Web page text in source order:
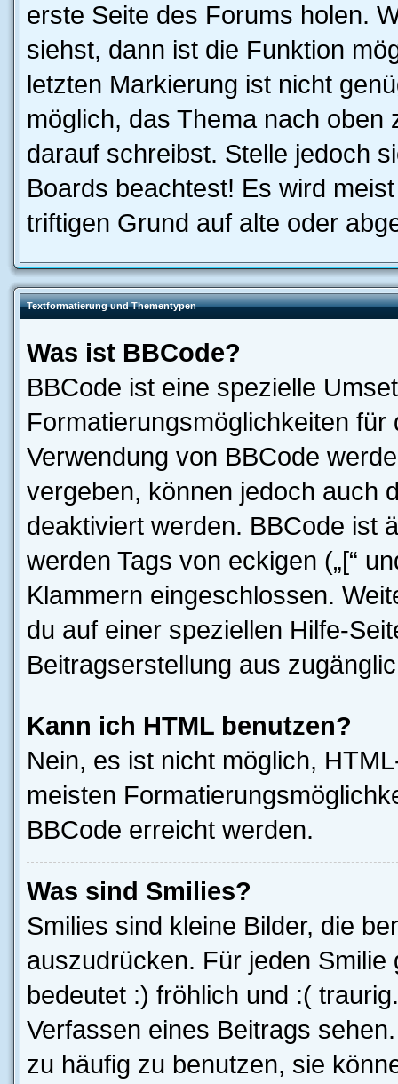
erste Seite des Forums holen.
siehst, dann ist die Funktion
letzten Markierung ist nicht
möglich, das Thema nach oben
darauf schreibst. Stelle jedoch
Boards beachtest! Es wird
triftigen Grund auf alte oder
Textformatierung und Thementypen
Was ist BBCode?
BBCode ist eine spezielle
Formatierungsmöglichkeiten
Verwendung von BBCode
vergeben, können jedoch auch
deaktiviert werden. BBCode ist
werden Tags von eckigen („[“
Klammern eingeschlossen.
du auf einer speziellen Hilfe-
Beitragserstellung aus
Kann ich HTML benutzen?
Nein, es ist nicht möglich,
meisten
BBCode erreicht werden.
Was sind Smilies?
Smilies sind kleine Bilder, die
auszudrücken. Für jeden
bedeutet :) fröhlich und :(
Verfassen eines Beitrags
zu häufig zu benutzen, sie